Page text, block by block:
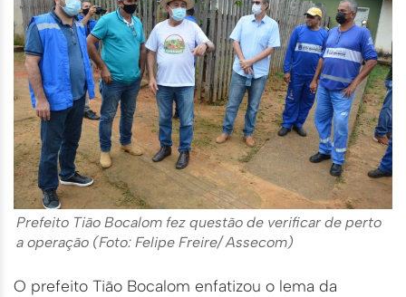
Prefeito Tião Bocalom fez questão de verificar de perto
a operação (Foto: Felipe Freire/ Assecom)
O prefeito Tião Bocalom enfatizou o lema da